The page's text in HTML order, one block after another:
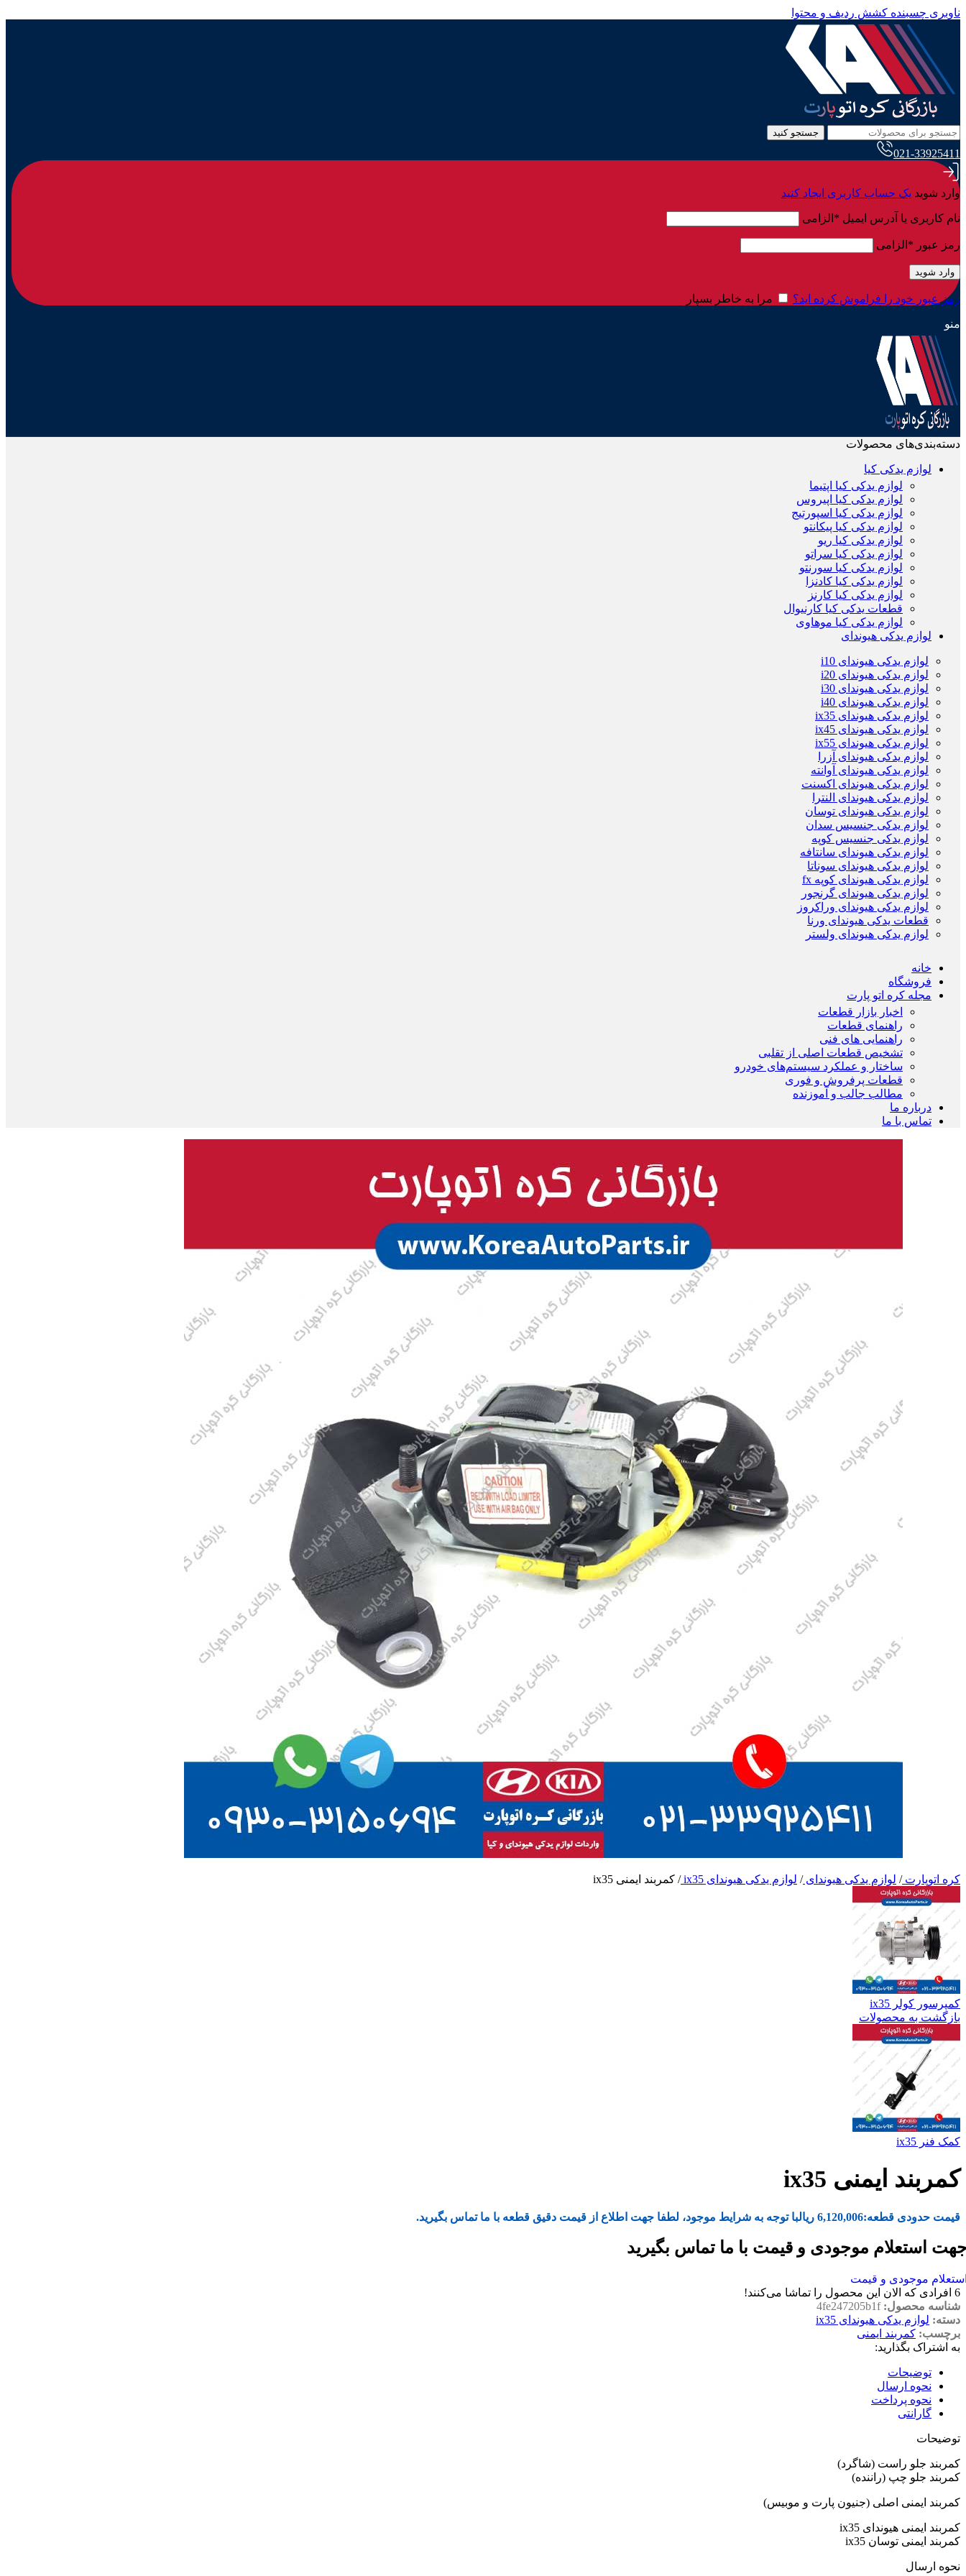
ناوبری چسبنده کشش ردیف و محتوا
جستجو کنید
021-33925411
وارد شوید یک حساب کاربری ایجاد کنید
نام کاربری یا آدرس ایمیل * الزامی
رمز عبور * الزامی
وارد شوید
رمز عبور خود را فراموش کرده اید؟ مرا به خاطر بسپار
منو
دسته‌بندی‌های محصولات
لوازم یدکی کیا
لوازم یدکی کیا اپتیما
لوازم یدکی کیا اپیروس
لوازم یدکی کیا اسپورتیج
لوازم یدکی کیا پیکانتو
لوازم یدکی کیا ریو
لوازم یدکی کیا سراتو
لوازم یدکی کیا سورنتو
لوازم یدکی کیا کادنزا
لوازم یدکی کیا کارنز
قطعات یدکی کیا کارنیوال
لوازم یدکی کیا موهاوی
لوازم یدکی هیوندای
لوازم یدکی هیوندای i10
لوازم یدکی هیوندای i20
لوازم یدکی هیوندای i30
لوازم یدکی هیوندای i40
لوازم یدکی هیوندای ix35
لوازم یدکی هیوندای ix45
لوازم یدکی هیوندای ix55
لوازم یدکی هیوندای آزرا
لوازم یدکی هیوندای آوانته
لوازم یدکی هیوندای اکسنت
لوازم یدکی هیوندای النترا
لوازم یدکی هیوندای توسان
لوازم یدکی جنسیس سدان
لوازم یدکی جنسیس کوپه
لوازم یدکی هیوندای سانتافه
لوازم یدکی هیوندای سوناتا
لوازم یدکی هیوندای کوپه fx
لوازم یدکی هیوندای گرنجور
لوازم یدکی هیوندای وراکروز
قطعات یدکی هیوندای ورنا
لوازم یدکی هیوندای ولستر
خانه
فروشگاه
مجله کره اتو پارت
اخبار بازار قطعات
راهنمای قطعات
راهنمایی های فنی
تشخیص قطعات اصلی از تقلبی
ساختار و عملکرد سیستم‌های خودرو
قطعات پرفروش و فوری
مطالب جالب و آموزنده
درباره ما
تماس با ما
کره اتوپارت/ لوازم یدکی هیوندای/ لوازم یدکی هیوندای ix35 / کمربند ایمنی ix35
کمپرسور کولر ix35
بازگشت به محصولات
کمک فنر ix35
کمربند ایمنی ix35
قیمت حدودی قطعه:6,120,006 ریالبا توجه به شرایط موجود، لطفا جهت اطلاع از قیمت دقیق قطعه با ما تماس بگیرید.
استعلام موجودی و قیمت با ما تماس بگیرید
موجودی و قیمت
6 افرادی که الان این محصول را تماشا می‌کنند!
شناسه محصول:4fe247205b1f
دسته: لوازم یدکی هیوندای ix35
برچسب: کمربند ایمنی
به اشتراک بگذارید:
توضیحات
نحوه ارسال
نحوه پرداخت
گارانتی
توضیحات
کمربند جلو راست (شاگرد)
کمربند جلو چپ (راننده)
کمربند ایمنی اصلی (جنیون پارت و موبیس)
کمربند ایمنی هیوندای ix35
کمربند ایمنی توسان ix35
نحوه ارسال